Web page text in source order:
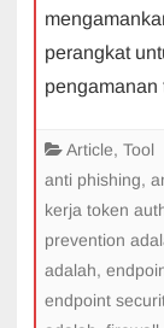
perangkat
Article, Tool
anti phishing,
kerja token
prevention
adalah,
endpoint